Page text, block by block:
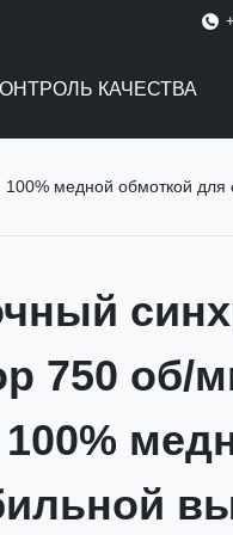
КАЧЕСТВА
медной обмоткой
750 об/